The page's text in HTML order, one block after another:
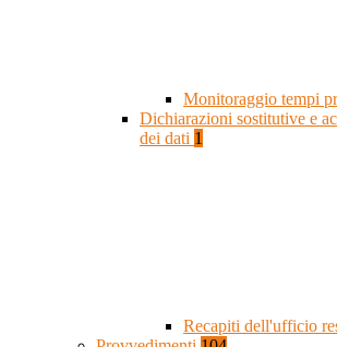
Monitoraggio tempi
Dichiarazioni sostitutive e
dei dati 1
Recapiti dell'ufficio